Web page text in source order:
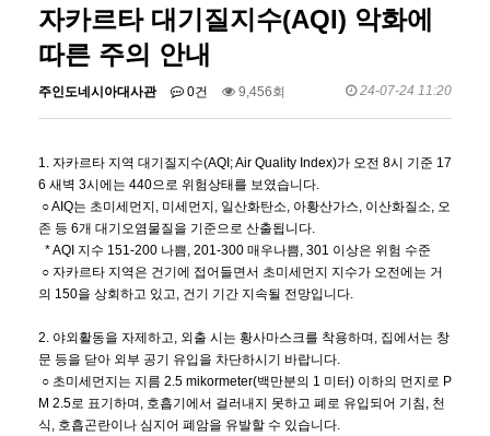
자카르타 대기질지수(AQI) 악화에
따른 주의 안내
주인도네시아대사관 0건 9,456회 24-07-24 11:20
1. 자카르타 지역 대기질지수(AQI; Air Quality Index)가 오전 8시 기준 17
6 새벽 3시에는 440으로 위험상태를 보였습니다.
○ AIQ는 초미세먼지, 미세먼지, 일산화탄소, 아황산가스, 이산화질소, 오
존 등 6개 대기오염물질을 기준으로 산출됩니다.
* AQI 지수 151-200 나쁨, 201-300 매우나쁨, 301 이상은 위험 수준
○ 자카르타 지역은 건기에 접어들면서 초미세먼지 지수가 오전에는 거
의 150을 상회하고 있고, 건기 기간 지속될 전망입니다.
2. 야외활동을 자제하고, 외출 시는 황사마스크를 착용하며, 집에서는 창
문 등을 닫아 외부 공기 유입을 차단하시기 바랍니다.
○ 초미세먼지는 지름 2.5 mikormeter(백만분의 1 미터) 이하의 먼지로 P
M 2.5로 표기하며, 호흡기에서 걸러내지 못하고 폐로 유입되어 기침, 천
식, 호흡곤란이나 심지어 폐암을 유발할 수 있습니다.